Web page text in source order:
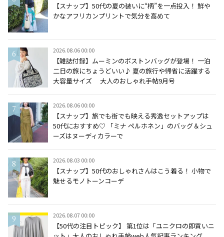
【スナップ】50代の夏の装いに“柄”を一点投入！ 鮮や
かなアフリカンプリントで気分を高めて
2026.08.06 00:00
【雑誌付録】ムーミンのボストンバッグが登場！ 一泊
二日の旅にちょうどいい♪ 夏の旅行や帰省に活躍する
大容量サイズ 大人のおしゃれ手帖9月号
2026.08.06 00:00
【スナップ】旅でも街でも映える秀逸セットアップは
50代におすすめ♡ 「ミナ ペルホネン」のバッグ＆シュ
ーズはヌーディカラーで
2026.08.03 00:00
【スナップ】50代のおしゃれさんはこう着る！ 小物で
魅せるモノトーンコーデ
2026.08.07 00:00
【50代の注目トピック】 第1位は「ユニクロの即買いニ